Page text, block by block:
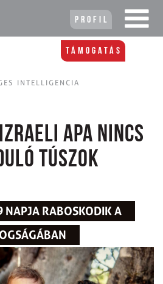
Profil
Támogatás
INTELLIGENCIA
apa nincs
túszok
RABOSKODIK A